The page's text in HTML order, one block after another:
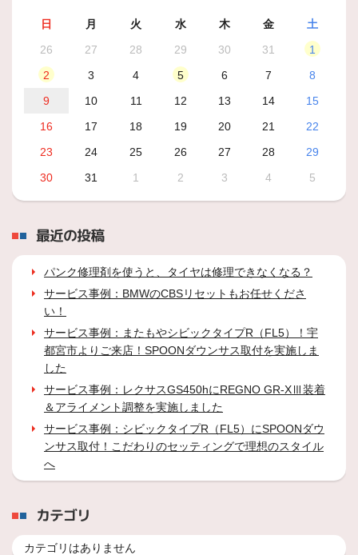
日 月 火 水 木 金
土
26
27 28 29 30 31
1
2
3 4 5 6 7
8
9
10 11 12 13 14
15
16
17 18 19 20 21
22
23
24 25 26 27 28
29
30
31 1 2 3 4 5
最近の投稿
パンク修理剤を使うと、タイヤは修理できなくなる？
サービス事例：BMWのCBSリセットもお任せくださ
い！
サービス事例：またもやシビックタイプR（FL5）！宇
都宮市よりご来店！SPOONダウンサス取付を実施しま
した
サービス事例：レクサスGS450hにREGNO GR-XⅢ装着
＆アライメント調整を実施しました
サービス事例：シビックタイプR（FL5）にSPOONダウ
ンサス取付！こだわりのセッティングで理想のスタイル
へ
カテゴリ
カテゴリはありません